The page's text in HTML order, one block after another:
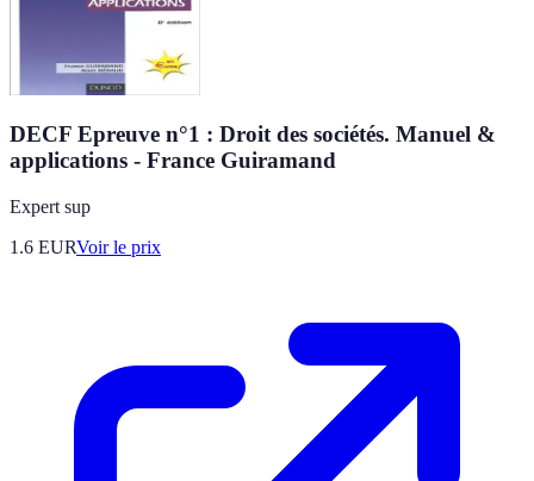
DECF Epreuve n°1 : Droit des sociétés. Manuel &
applications - France Guiramand
Expert sup
1.6 EURVoir le prix